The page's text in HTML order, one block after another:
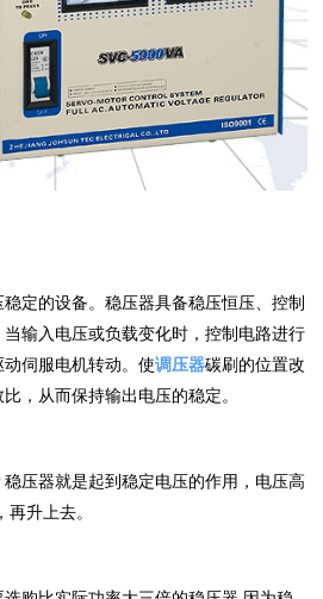
定的设备。稳压器具备稳压恒压、控制
输入电压或负载变化时，控制电路进行
伺服电机转动。使调压器碳刷的位置改
，从而保持输出电压的稳定。
压器就是起到稳定电压的作用，电压高
升上去。